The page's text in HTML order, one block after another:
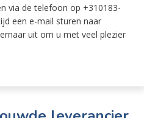
via de telefoon op +310183-
een e-mail sturen naar
uit om u met veel plezier